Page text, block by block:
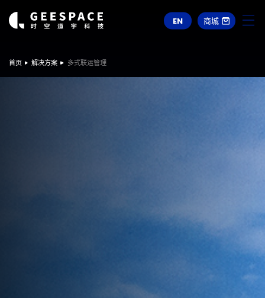
EN 商城
首页 解决方案 多式联运管理